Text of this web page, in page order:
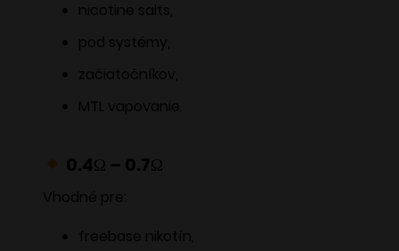
nicotine salts,
pod systémy,
začiatočníkov,
MTL vapovanie.
0.4Ω – 0.7Ω
Vhodné pre:
freebase nikotín,